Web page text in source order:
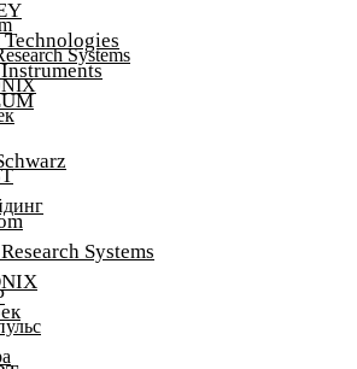
Systems
Systems